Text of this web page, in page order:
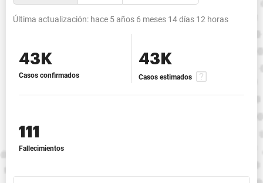
Última actualización: hace 5 años 6 meses 14 días 12 horas
43K
Casos confirmados
43K
Casos estimados
111
Fallecimientos